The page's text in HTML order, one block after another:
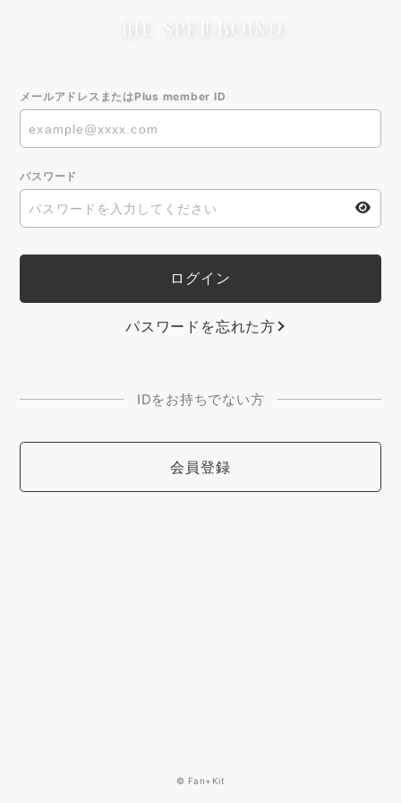
メールアドレスまたはPlus member ID
パスワード
パスワードを忘れた方
IDをお持ちでない方
会員登録
© Fan+Kit